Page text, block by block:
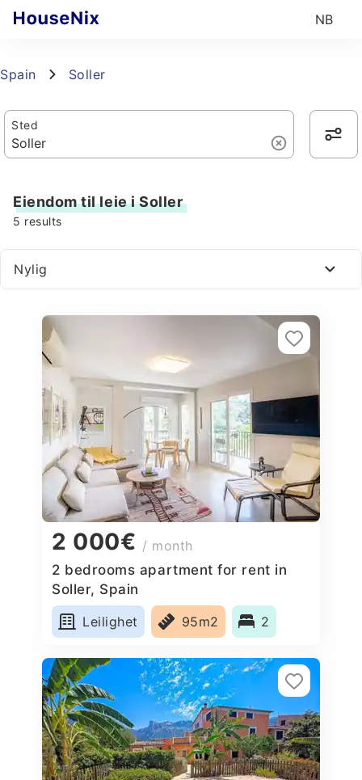
NB
Spain Soller
Sted
Eiendom til leie i Soller
5 results
Nylig
2 000€ / month
2 bedrooms apartment for rent in
Soller, Spain
Leilighet
95m2 2